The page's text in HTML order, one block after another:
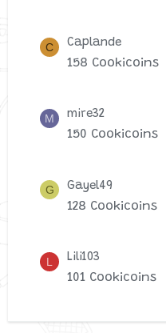
C Caplande
158 Cookicoins
M mire32
150 Cookicoins
G Gayel49
128 Cookicoins
L Lili103
101 Cookicoins